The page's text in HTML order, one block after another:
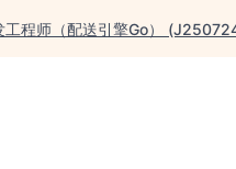
工程师（配送引擎Go）